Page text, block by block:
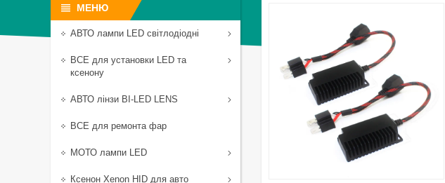
АВТО лампи LED світлодіодні
ВСЕ для установки LED та
ксенону
АВТО лінзи BI-LED LENS
ВСЕ для ремонта фар
МОТО лампи LED
Ксенон Xenon HID для авто